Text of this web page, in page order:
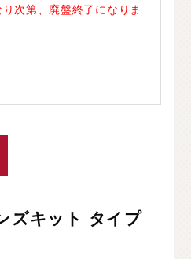
次第、廃盤終了になりま
ズキット タイプ